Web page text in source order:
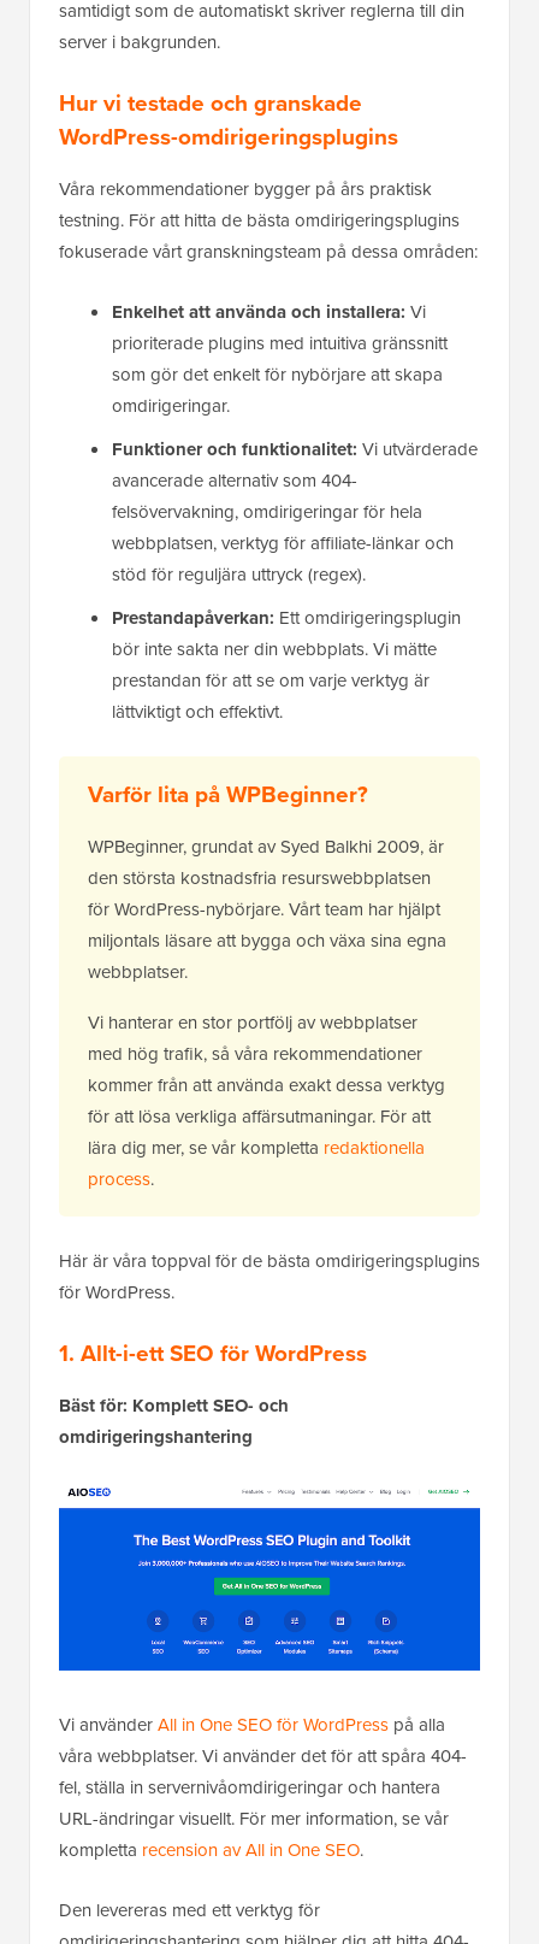
samtidigt som de automatiskt skriver reglerna till din
server i bakgrunden.
Hur vi testade och granskade
WordPress-omdirigeringsplugins
Våra rekommendationer bygger på års praktisk
testning. För att hitta de bästa omdirigeringsplugins
fokuserade vårt granskningsteam på dessa områden:
Enkelhet att använda och installera: Vi
prioriterade plugins med intuitiva gränssnitt
som gör det enkelt för nybörjare att skapa
omdirigeringar.
Funktioner och funktionalitet: Vi utvärderade
avancerade alternativ som 404-
felsövervakning, omdirigeringar för hela
webbplatsen, verktyg för affiliate-länkar och
stöd för reguljära uttryck (regex).
Prestandapåverkan: Ett omdirigeringsplugin
bör inte sakta ner din webbplats. Vi mätte
prestandan för att se om varje verktyg är
lättviktigt och effektivt.
Varför lita på WPBeginner?
WPBeginner, grundat av Syed Balkhi 2009, är
den största kostnadsfria resurswebbplatsen
för WordPress-nybörjare. Vårt team har hjälpt
miljontals läsare att bygga och växa sina egna
webbplatser.
Vi hanterar en stor portfölj av webbplatser
med hög trafik, så våra rekommendationer
kommer från att använda exakt dessa verktyg
för att lösa verkliga affärsutmaningar. För att
lära dig mer, se vår kompletta redaktionella
process.
Här är våra toppval för de bästa omdirigeringsplugins
för WordPress.
1. Allt-i-ett SEO för WordPress
Bäst för: Komplett SEO- och
omdirigeringshantering
Vi använderAll in One SEO för WordPress på alla
våra webbplatser. Vi använder det för att spåra 404-
fel, ställa in servernivåomdirigeringar och hantera
URL-ändringar visuellt. För mer information, se vår
kompletta recension av All in One SEO.
Den levereras med ett verktyg för